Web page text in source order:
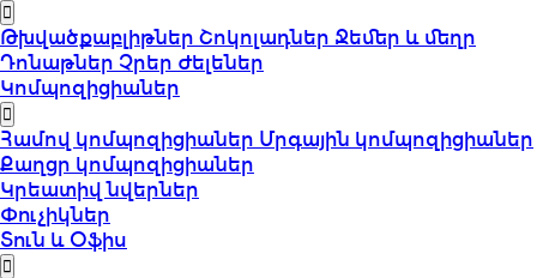
Թխվածքաբլիթներ Շոկոլադներ Ջեմեր և մեղր
Դոնաթներ Չրեր Ժելեներ
Կոմպոզիցիաներ
Համով կոմպոզիցիաներ Մրգային կոմպոզիցիաներ
Քաղցր կոմպոզիցիաներ
Կրեատիվ նվերներ
Փուչիկներ
Տուն և Օֆիս